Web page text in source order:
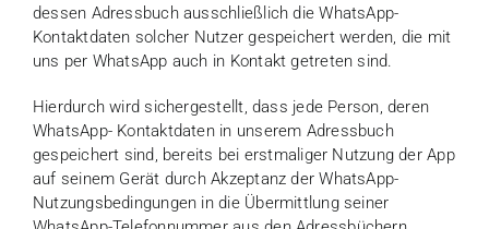
dessen Adressbuch ausschließlich die WhatsApp-
Kontaktdaten solcher Nutzer gespeichert werden, die mit
uns per WhatsApp auch in Kontakt getreten sind.
Hierdurch wird sichergestellt, dass jede Person, deren
WhatsApp- Kontaktdaten in unserem Adressbuch
gespeichert sind, bereits bei erstmaliger Nutzung der App
auf seinem Gerät durch Akzeptanz der WhatsApp-
Nutzungsbedingungen in die Übermittlung seiner